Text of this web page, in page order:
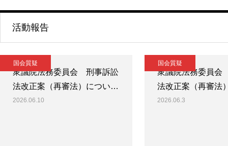
活動報告
国会質疑
衆議院法務委員会 刑事訴訟
法改正案（再審法）につい…
2026.06.10
国会質疑
衆議院法務委員
法改正案（再審法
2026.06.3